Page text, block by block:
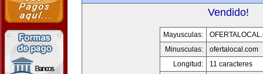
Vendido!
Mayusculas:
Minusculas:
ofertalocal.com
Longitud:
11 caracteres